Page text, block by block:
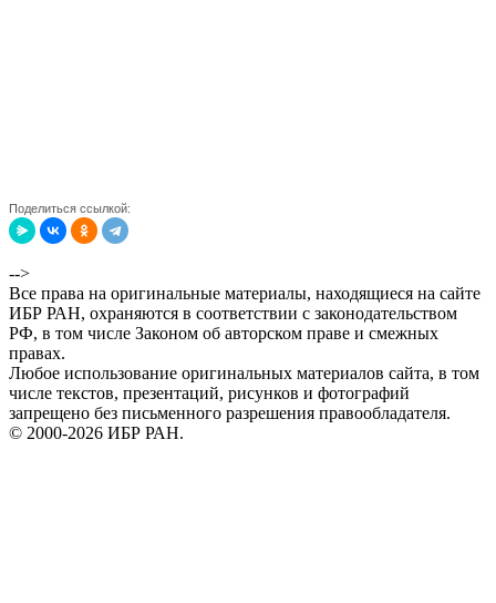
Поделиться ссылкой:
-->
Все права на оригинальные материалы, находящиеся на сайте
ИБР РАН, охраняются в соответствии с законодательством
РФ, в том числе Законом об авторском праве и смежных
правах.
Любое использование оригинальных материалов сайта, в том
числе текстов, презентаций, рисунков и фотографий
запрещено без письменного разрешения правообладателя.
© 2000-2026 ИБР РАН.